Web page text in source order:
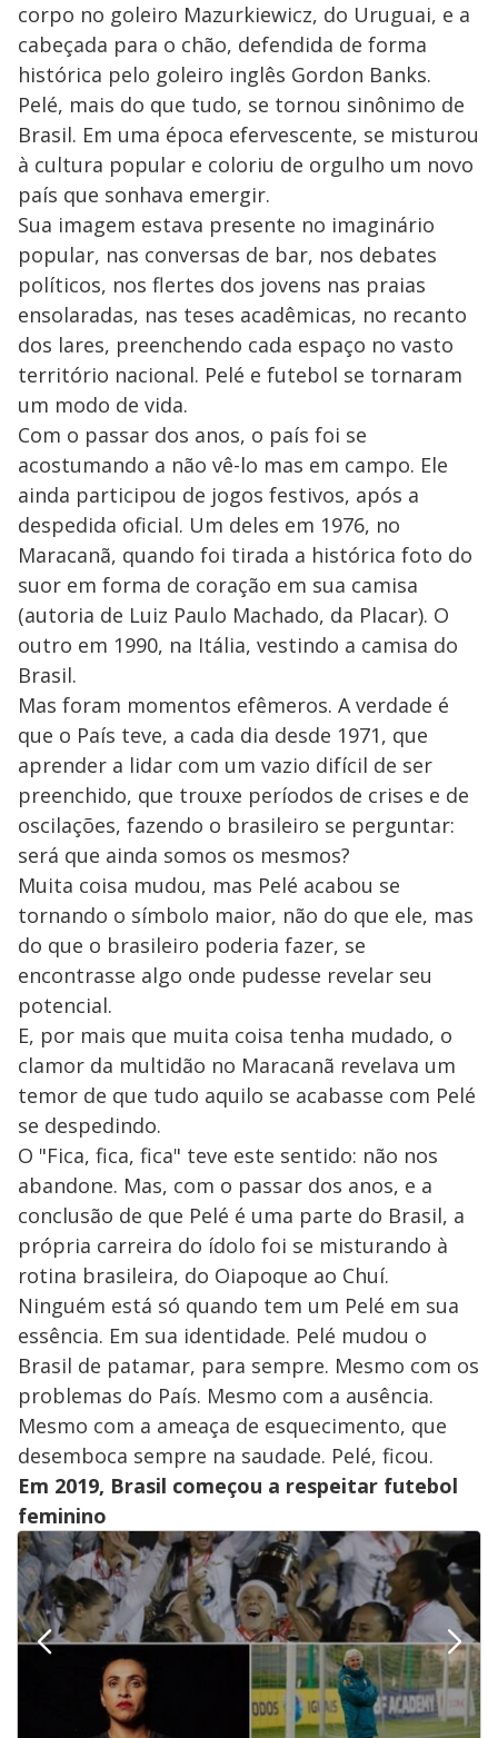
corpo no goleiro Mazurkiewicz, do Uruguai, e a
cabeçada para o chão, defendida de forma
histórica pelo goleiro inglês Gordon Banks.
Pelé, mais do que tudo, se tornou sinônimo de
Brasil. Em uma época efervescente, se misturou
à cultura popular e coloriu de orgulho um novo
país que sonhava emergir.
Sua imagem estava presente no imaginário
popular, nas conversas de bar, nos debates
políticos, nos flertes dos jovens nas praias
ensolaradas, nas teses acadêmicas, no recanto
dos lares, preenchendo cada espaço no vasto
território nacional. Pelé e futebol se tornaram
um modo de vida.
Com o passar dos anos, o país foi se
acostumando a não vê-lo mas em campo. Ele
ainda participou de jogos festivos, após a
despedida oficial. Um deles em 1976, no
Maracanã, quando foi tirada a histórica foto do
suor em forma de coração em sua camisa
(autoria de Luiz Paulo Machado, da Placar). O
outro em 1990, na Itália, vestindo a camisa do
Brasil.
Mas foram momentos efêmeros. A verdade é
que o País teve, a cada dia desde 1971, que
aprender a lidar com um vazio difícil de ser
preenchido, que trouxe períodos de crises e de
oscilações, fazendo o brasileiro se perguntar:
será que ainda somos os mesmos?
Muita coisa mudou, mas Pelé acabou se
tornando o símbolo maior, não do que ele, mas
do que o brasileiro poderia fazer, se
encontrasse algo onde pudesse revelar seu
potencial.
E, por mais que muita coisa tenha mudado, o
clamor da multidão no Maracanã revelava um
temor de que tudo aquilo se acabasse com Pelé
se despedindo.
O "Fica, fica, fica" teve este sentido: não nos
abandone. Mas, com o passar dos anos, e a
conclusão de que Pelé é uma parte do Brasil, a
própria carreira do ídolo foi se misturando à
rotina brasileira, do Oiapoque ao Chuí.
Ninguém está só quando tem um Pelé em sua
essência. Em sua identidade. Pelé mudou o
Brasil de patamar, para sempre. Mesmo com os
problemas do País. Mesmo com a ausência.
Mesmo com a ameaça de esquecimento, que
desemboca sempre na saudade. Pelé, ficou.
Em 2019, Brasil começou a respeitar futebol
feminino